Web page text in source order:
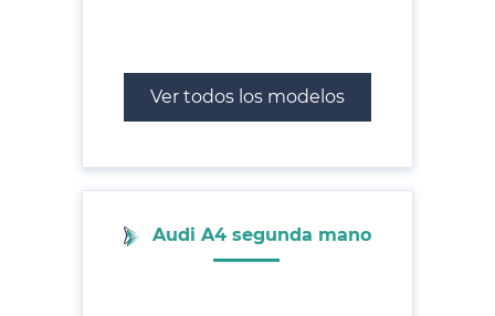
Ver todos los modelos
Audi A4 segunda mano